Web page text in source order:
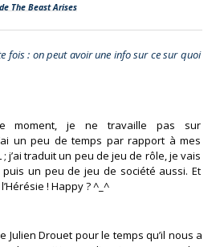
The Beast Arises
fois : on peut avoir une info sur ce sur quoi
je ne travaille pas sur
un peu de temps par rapport à mes
j’ai traduit un peu de jeu de rôle, je vais
un peu de jeu de société aussi. Et
! Happy ? ^_^
Julien Drouet pour le temps qu’il nous a